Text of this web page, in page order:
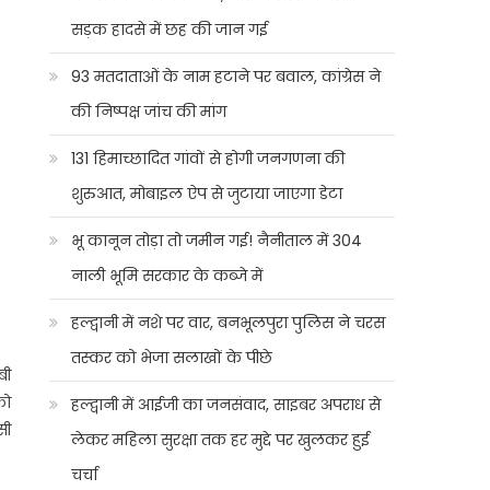
सड़क हादसे में छह की जान गई
93 मतदाताओं के नाम हटाने पर बवाल, कांग्रेस ने
की निष्पक्ष जांच की मांग
131 हिमाच्छादित गांवों से होगी जनगणना की
शुरुआत, मोबाइल ऐप से जुटाया जाएगा डेटा
भू कानून तोड़ा तो जमीन गई! नैनीताल में 304
नाली भूमि सरकार के कब्जे में
हल्द्वानी में नशे पर वार, बनभूलपुरा पुलिस ने चरस
तस्कर को भेजा सलाखों के पीछे
हल्द्वानी में आईजी का जनसंवाद, साइबर अपराध से
लेकर महिला सुरक्षा तक हर मुद्दे पर खुलकर हुई
चर्चा